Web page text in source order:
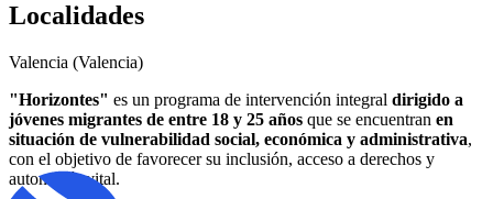
Localidades
Valencia (Valencia)
"Horizontes" es un programa de intervención integral dirigido a
jóvenes migrantes de entre 18 y 25 años que se encuentran en
situación de vulnerabilidad social, económica y administrativa,
con el objetivo de favorecer su inclusión, acceso a derechos y
autonomía vital.